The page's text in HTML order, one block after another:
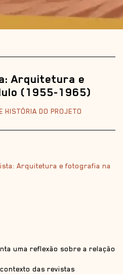
Arquitetura e
(1955-1965)
HISTÓRIA DO PROJETO
Arquitetura e fotografia na
uma reflexão sobre a relação
das revistas